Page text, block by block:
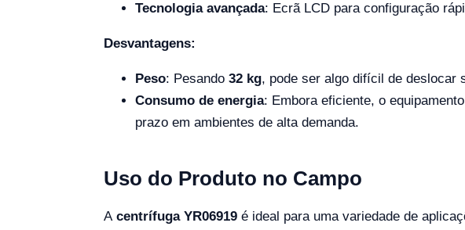
Tecnologia avançada: Ecrã LCD para configuração
Desvantagens:
Peso: Pesando 32 kg, pode ser algo difícil de deslocar
Consumo de energia: Embora eficiente, o
prazo em ambientes de alta demanda.
Uso do Produto no Campo
A centrífuga YR06919 é ideal para uma variedade de